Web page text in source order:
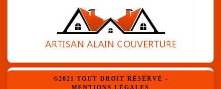
©2021 TOUT DROIT RÉSERVÉ -